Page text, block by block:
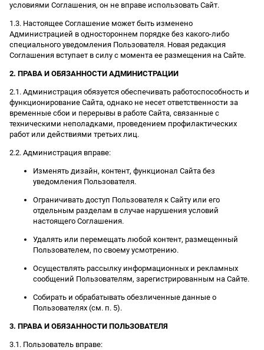
условиями Соглашения, он не вправе использовать Сайт.
1.3. Настоящее Соглашение может быть изменено
Администрацией в одностороннем порядке без какого-либо
специального уведомления Пользователя. Новая редакция
Соглашения вступает в силу с момента ее размещения на Сайте.
2. ПРАВА И ОБЯЗАННОСТИ АДМИНИСТРАЦИИ
2.1. Администрация обязуется обеспечивать работоспособность и
функционирование Сайта, однако не несет ответственности за
временные сбои и перерывы в работе Сайта, связанные с
техническими неполадками, проведением профилактических
работ или действиями третьих лиц.
2.2. Администрация вправе:
Изменять дизайн, контент, функционал Сайта без
уведомления Пользователя.
Ограничивать доступ Пользователя к Сайту или его
отдельным разделам в случае нарушения условий
настоящего Соглашения.
Удалять или перемещать любой контент, размещенный
Пользователем, по своему усмотрению.
Осуществлять рассылку информационных и рекламных
сообщений Пользователям, зарегистрированным на Сайте.
Собирать и обрабатывать обезличенные данные о
Пользователях (см. п. 5).
3. ПРАВА И ОБЯЗАННОСТИ ПОЛЬЗОВАТЕЛЯ
3.1. Пользователь вправе: